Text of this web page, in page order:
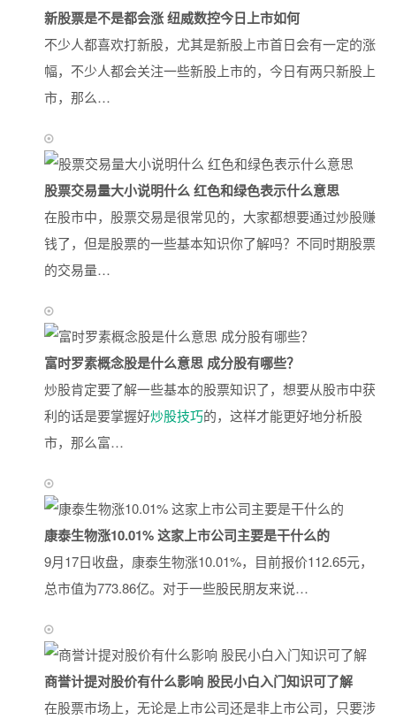
新股票是不是都会涨 纽威数控今日上市如何
不少人都喜欢打新股，尤其是新股上市首日会有一定的涨
幅，不少人都会关注一些新股上市的，今日有两只新股上
市，那么…
股票交易量大小说明什么 红色和绿色表示什么意思
在股市中，股票交易是很常见的，大家都想要通过炒股赚
钱了，但是股票的一些基本知识你了解吗？不同时期股票
的交易量…
富时罗素概念股是什么意思 成分股有哪些？
炒股肯定要了解一些基本的股票知识了，想要从股市中获
利的话是要掌握好炒股技巧的，这样才能更好地分析股
市，那么富…
康泰生物涨10.01% 这家上市公司主要是干什么的
9月17日收盘，康泰生物涨10.01%，目前报价112.65元，
总市值为773.86亿。对于一些股民朋友来说…
商誉计提对股价有什么影响 股民小白入门知识可了解
在股票市场上，无论是上市公司还是非上市公司，只要涉